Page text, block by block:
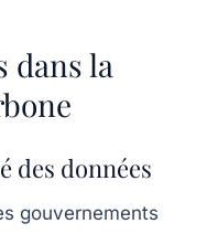
dans la
des données
gouvernements